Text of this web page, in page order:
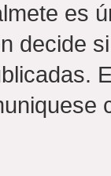
es
decide